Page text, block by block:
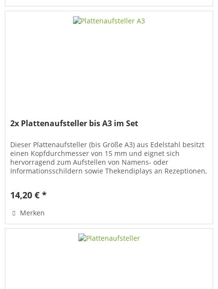
2x Plattenaufsteller bis A3 im Set
Dieser Plattenaufsteller (bis Größe A3) aus Edelstahl besitzt
einen Kopfdurchmesser von 15 mm und eignet sich
hervorragend zum Aufstellen von Namens- oder
Informationsschildern sowie Thekendiplays an Rezeptionen,
14,20 € *
Merken